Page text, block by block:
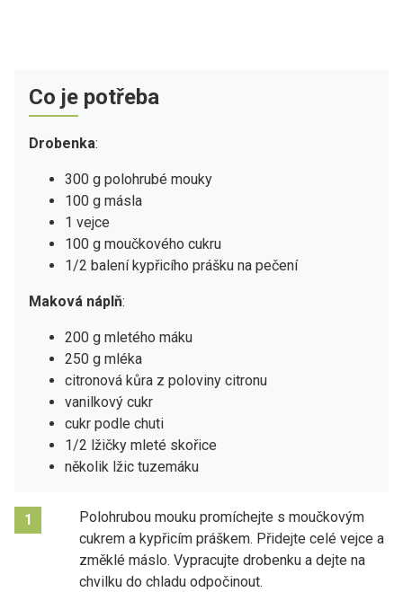
Co je potřeba
Drobenka:
300 g polohrubé mouky
100 g másla
1 vejce
100 g moučkového cukru
1/2 balení kypřicího prášku na pečení
Maková náplň:
200 g mletého máku
250 g mléka
citronová kůra z poloviny citronu
vanilkový cukr
cukr podle chuti
1/2 lžičky mleté skořice
několik lžic tuzemáku
1
Polohrubou mouku promíchejte s moučkovým
cukrem a kypřicím práškem. Přidejte celé vejce a
změklé máslo. Vypracujte drobenku a dejte na
chvilku do chladu odpočinout.